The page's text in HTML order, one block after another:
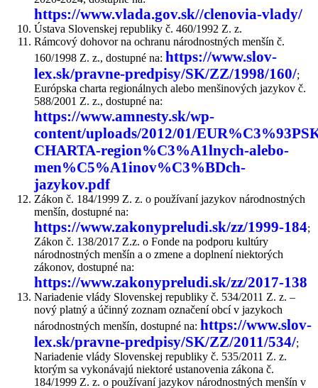
https://www.vlada.gov.sk//clenovia-vlady/
Ústava Slovenskej republiky č. 460/1992 Z. z.
Rámcový dohovor na ochranu národnostných menšín č.
160/1998 Z. z., dostupné na: https://www.slov-
lex.sk/pravne-predpisy/SK/ZZ/1998/160/;
Európska charta regionálnych alebo menšinových jazykov č.
588/2001 Z. z., dostupné na:
https://www.amnesty.sk/wp-
content/uploads/2012/01/
CHARTA-region%C3%A1lnych-alebo-
men%C5%A1inov%C3%BDch-
jazykov.pdf
Zákon č. 184/1999 Z. z. o používaní jazykov národnostných
menšín, dostupné na:
https://www.zakonypreludi.sk/zz/1999-184;
Zákon č. 138/2017 Z.z. o Fonde na podporu kultúry
národnostných menšín a o zmene a doplnení niektorých
zákonov, dostupné na:
https://www.zakonypreludi.sk/zz/2017-138
Nariadenie vlády Slovenskej republiky č. 534/2011 Z. z. –
nový platný a účinný zoznam označení obcí v jazykoch
národnostných menšín, dostupné na: https://www.slov-
lex.sk/pravne-predpisy/SK/ZZ/2011/534/;
Nariadenie vlády Slovenskej republiky č. 535/2011 Z. z.
ktorým sa vykonávajú niektoré ustanovenia zákona č.
184/1999 Z. z. o používaní jazykov národnostných menšín v